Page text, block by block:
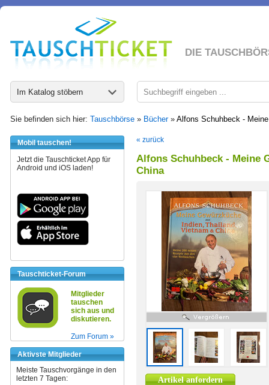
DIE
Im Katalog stöbern
Sie befinden sich hier: Tauschbörse » Bücher» Alfons Schuhbeck -
Mobil tauschen!
Jetzt die Tauschticket App für
Android und iOS laden!
Tauschticket-Forum
Mitglieder
tauschen
sich aus und
diskutieren.
Zum Forum »
Aktivste Mitglieder
Meiste Tauschvorgänge in den
letzten 7 Tagen:
« zurück
Alfons Schuhbeck - Meine
China
Artikel anfordern